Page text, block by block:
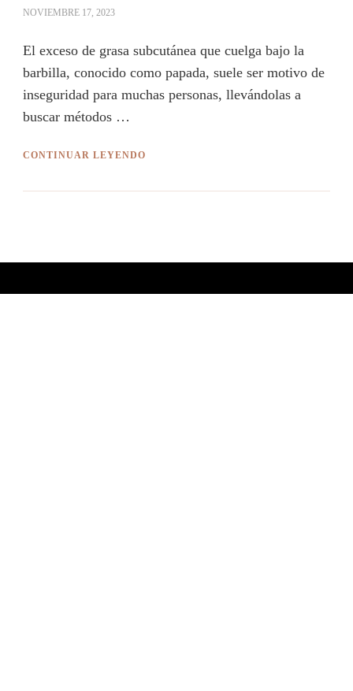
NOVIEMBRE 17, 2023
El exceso de grasa subcutánea que cuelga bajo la
barbilla, conocido como papada, suele ser motivo de
inseguridad para muchas personas, llevándolas a
buscar métodos …
CONTINUAR LEYENDO